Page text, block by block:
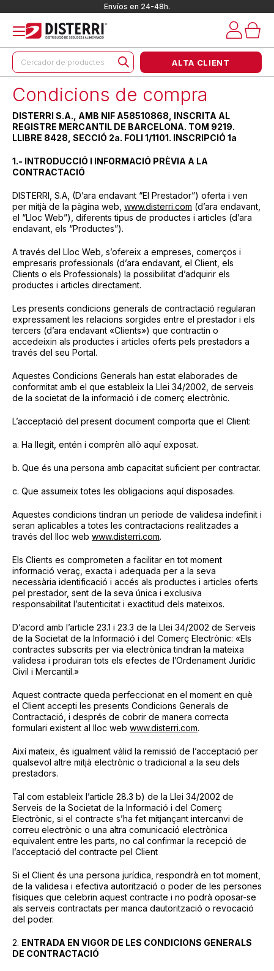
Envíos en 24-48h.
Products
search
ALTA CLIENT
Condicions de compra
DISTERRI S.A., AMB NIF A58510868, INSCRITA AL
REGISTRE MERCANTIL DE BARCELONA. TOM 9219.
LLIBRE 8428, SECCIÓ 2a. FOLI 1/1101. INSCRIPCIÓ 1a
1.- INTRODUCCIÓ I INFORMACIÓ PRÈVIA A LA
CONTRACTACIÓ
DISTERRI, S.A, (D’ara endavant “El Prestador”) oferta i ven
per mitjà de la pàgina web, www.disterri.com (d’ara endavant,
el “Lloc Web”), diferents tipus de productes i articles (d’ara
endavant, els “Productes”).
A través del Lloc Web, s’ofereix a empreses, comerços i
empresaris professionals (d’ara endavant, el Client, els
Clients o els Professionals) la possibilitat d’adquirir els
productes i articles directament.
Les presents condicions generals de contractació regularan
expressament les relacions sorgides entre el prestador i els
tercers (d’ara endavant «Clients») que contractin o
accedeixin als productes i articles oferts pels prestadors a
través del seu Portal.
Aquestes Condicions Generals han estat elaborades de
conformitat amb el que estableix la Llei 34/2002, de serveis
de la societat de la informació i de comerç electrònic.
L’acceptació del present document comporta que el Client:
a. Ha llegit, entén i comprèn allò aquí exposat.
b. Que és una persona amb capacitat suficient per contractar.
c. Que assumeix totes les obligacions aquí disposades.
Aquestes condicions tindran un període de validesa indefinit i
seran aplicables a totes les contractacions realitzades a
través del lloc web www.disterri.com.
Els Clients es comprometen a facilitar en tot moment
informació veraç, exacta i adequada per a la seva
necessària identificació i accés als productes i articles oferts
pel prestador, sent de la seva única i exclusiva
responsabilitat l’autenticitat i exactitud dels mateixos.
D’acord amb l’article 23.1 i 23.3 de la Llei 34/2002 de Serveis
de la Societat de la Informació i del Comerç Electrònic: «Els
contractes subscrits per via electrònica tindran la mateixa
validesa i produiran tots els efectes de l’Ordenament Jurídic
Civil i Mercantil.»
Aquest contracte queda perfeccionat en el moment en què
el Client accepti les presents Condicions Generals de
Contractació, i després de cobrir de manera correcta
formulari existent al lloc web www.disterri.com.
Així mateix, és igualment vàlid la remissió de l’acceptació per
qualsevol altre mitjà electrònic o tradicional a la seu dels
prestadors.
Tal com estableix l’article 28.3 b) de la Llei 34/2002 de
Serveis de la Societat de la Informació i del Comerç
Electrònic, si el contracte s’ha fet mitjançant intercanvi de
correu electrònic o una altra comunicació electrònica
equivalent entre les parts, no cal confirmar la recepció de
l’acceptació del contracte pel Client
Si el Client és una persona jurídica, respondrà en tot moment,
de la validesa i efectiva autorització o poder de les persones
físiques que celebrin aquest contracte i no podrà oposar-se
als serveis contractats per manca dautorització o revocació
del poder.
2. ENTRADA EN VIGOR DE LES CONDICIONS GENERALS
DE CONTRACTACIÓ